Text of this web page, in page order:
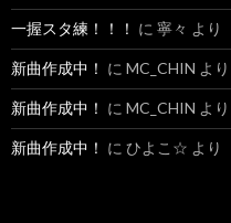
一握スタ練！！！ に 寧々 より
新曲作成中！ に MC_CHIN より
新曲作成中！ に MC_CHIN より
新曲作成中！ に ひよこ☆ より